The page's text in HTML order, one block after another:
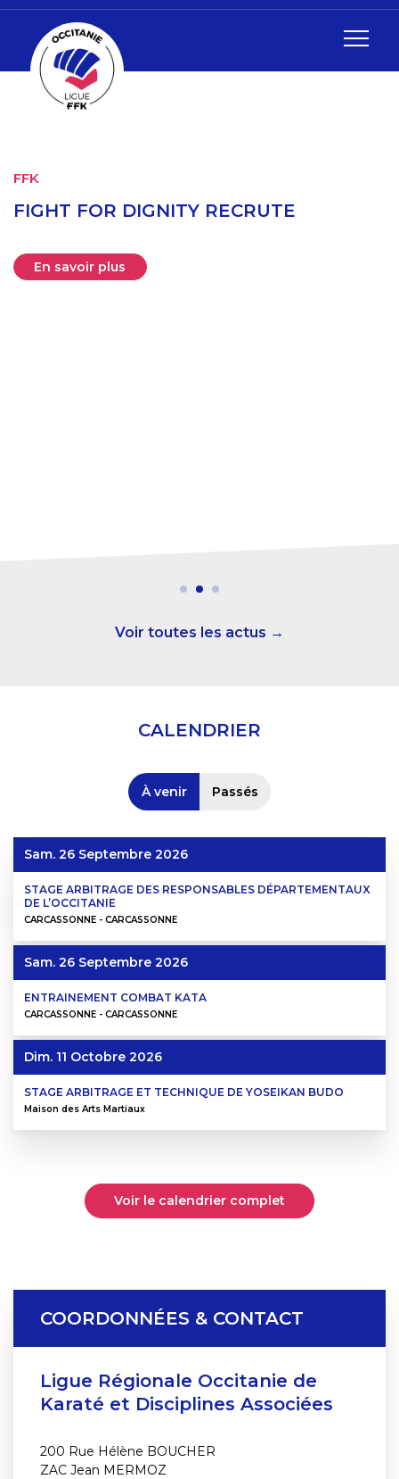
FFK
FIGHT FOR DIGNITY RECRUTE
En savoir plus
Voir toutes les actus →
CALENDRIER
À venir Passés
Sam. 26 Septembre 2026
STAGE ARBITRAGE DES RESPONSABLES DÉPARTEMENTAUX
DE L’OCCITANIE
CARCASSONNE - CARCASSONNE
Sam. 26 Septembre 2026
ENTRAINEMENT COMBAT KATA
CARCASSONNE - CARCASSONNE
Dim. 11 Octobre 2026
STAGE ARBITRAGE ET TECHNIQUE DE YOSEIKAN BUDO
Maison des Arts Martiaux
Voir le calendrier complet
COORDONNÉES & CONTACT
Ligue Régionale Occitanie de
Karaté et Disciplines Associées
200 Rue Hélène BOUCHER
ZAC Jean MERMOZ